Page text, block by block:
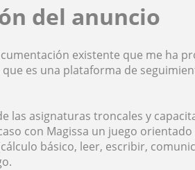
del anuncio
existente que me ha
que es una plataforma de
las asignaturas troncales y
con Magissa un juego
básico, leer, escribir,